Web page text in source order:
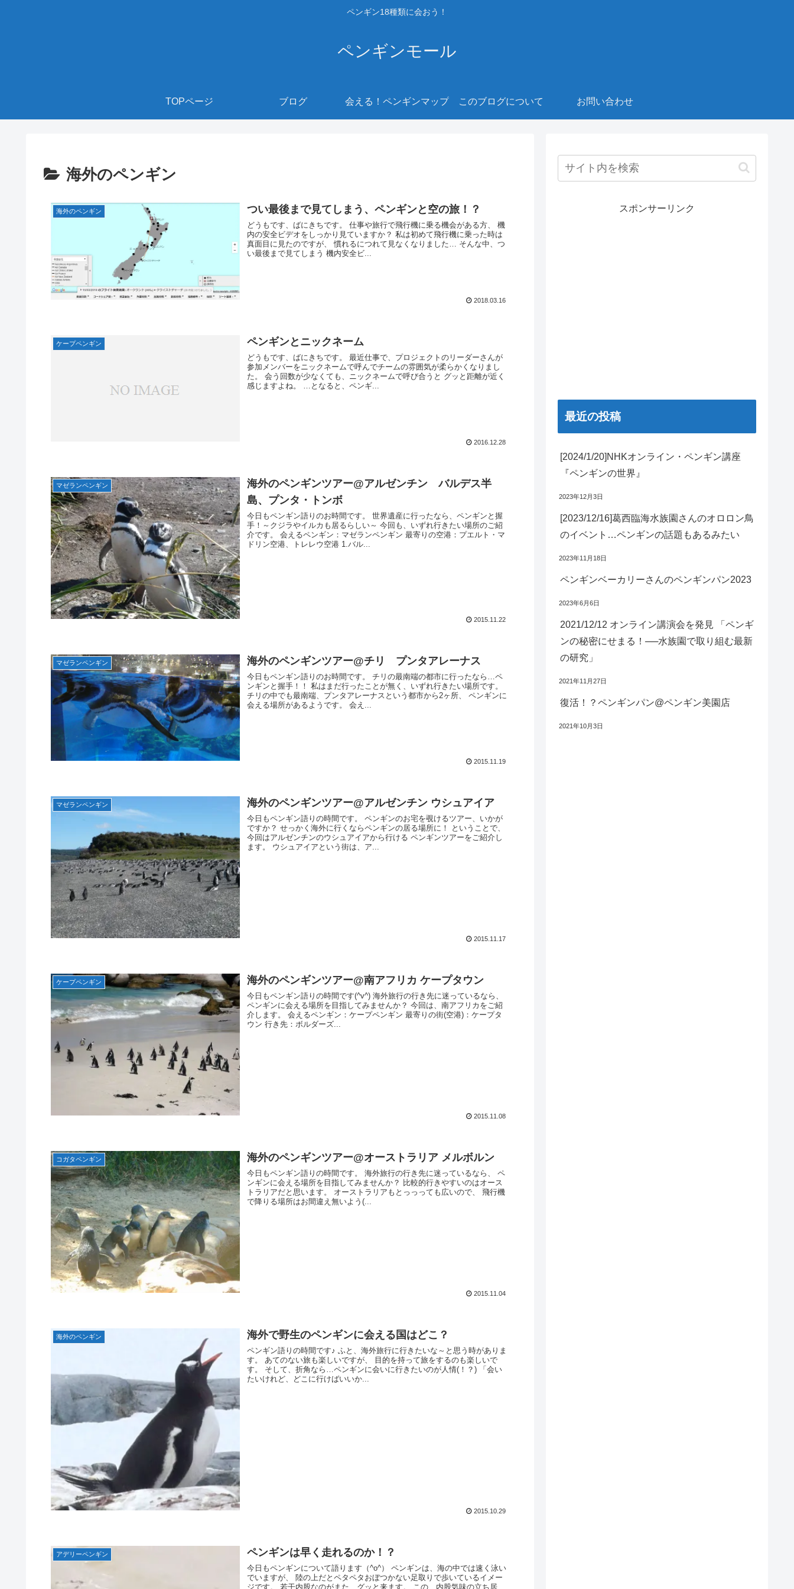
ペンギン18種類に会おう！
ペンギンモール
TOPページ ブログ 会える！ペンギンマップ このブログについて お問い合わせ
海外のペンギン
海外のペンギン つい最後まで見てしまう、ペンギンと空の旅！？
どうもです、ばにきちです。 仕事や旅行で飛行機に乗る機会がある方、 機
内の安全ビデオをしっかり見ていますか？ 私は初めて飛行機に乗った時は
真面目に見たのですが、 慣れるにつれて見なくなりました… そんな中、つ
い最後まで見てしまう 機内安全ビ...
2018.03.16
ケープペンギン ペンギンとニックネーム
どうもです、ばにきちです。 最近仕事で、プロジェクトのリーダーさんが
参加メンバーをニックネームで呼んでチームの雰囲気が柔らかくなりまし
た。 会う回数が少なくても、ニックネームで呼び合うと グッと距離が近く
感じますよね。 …となると、ペンギ...
2016.12.28
マゼランペンギン
海外のペンギンツアー@アルゼンチン バルデス半
島、プンタ・トンボ
今日もペンギン語りのお時間です。 世界遺産に行ったなら、ペンギンと握
手！～クジラやイルカも居るらしい～ 今回も、いずれ行きたい場所のご紹
介です。 会えるペンギン：マゼランペンギン 最寄りの空港：プエルト・マ
ドリン空港、トレレウ空港 1.バル...
2015.11.22
マゼランペンギン 海外のペンギンツアー@チリ プンタアレーナス
今日もペンギン語りのお時間です。 チリの最南端の都市に行ったなら…ペ
ンギンと握手！！ 私はまだ行ったことが無く、いずれ行きたい場所です。
チリの中でも最南端、プンタアレーナスという都市から2ヶ所、 ペンギンに
会える場所があるようです。 会え...
2015.11.19
マゼランペンギン 海外のペンギンツアー@アルゼンチン ウシュアイア
今日もペンギン語りの時間です。 ペンギンのお宅を覗けるツアー、いかが
ですか？ せっかく海外に行くならペンギンの居る場所に！ ということで、
今回はアルゼンチンのウシュアイアから行ける ペンギンツアーをご紹介し
ます。 ウシュアイアという街は、ア...
2015.11.17
ケープペンギン 海外のペンギンツアー@南アフリカ ケープタウン
今日もペンギン語りの時間です(^v^) 海外旅行の行き先に迷っているなら、
ペンギンに会える場所を目指してみませんか？ 今回は、南アフリカをご紹
介します。 会えるペンギン：ケープペンギン 最寄りの街(空港)：ケープタ
ウン 行き先：ボルダーズ...
2015.11.08
コガタペンギン 海外のペンギンツアー@オーストラリア メルボルン
今日もペンギン語りの時間です。 海外旅行の行き先に迷っているなら、 ペ
ンギンに会える場所を目指してみませんか？ 比較的行きやすいのはオース
トラリアだと思います。 オーストラリアもとっっっても広いので、 飛行機
で降りる場所はお間違え無いよう(...
2015.11.04
海外のペンギン 海外で野生のペンギンに会える国はどこ？
ペンギン語りの時間です♪ ふと、海外旅行に行きたいな～と思う時がありま
す。 あてのない旅も楽しいですが、 目的を持って旅をするのも楽しいで
す。 そして、折角なら…ペンギンに会いに行きたいのが人情(！？) 「会い
たいけれど、どこに行けばいいか...
2015.10.29
アデリーペンギン ペンギンは早く走れるのか！？
今日もペンギンについて語ります（^o^） ペンギンは、海の中では速く泳い
でいますが、 陸の上だとペタペタおぼつかない足取りで歩いているイメー
ジです。 若干内股なのがまた、グッと来ます。 この、内股気味の立ち居
スポンサーリンク
最近の投稿
[2024/1/20]NHKオンライン・ペンギン講座
『ペンギンの世界』
2023年12月3日
[2023/12/16]葛西臨海水族園さんのオロロン鳥
のイベント…ペンギンの話題もあるみたい
2023年11月18日
ペンギンベーカリーさんのペンギンパン2023
2023年6月6日
2021/12/12 オンライン講演会を発見 「ペンギ
ンの秘密にせまる！──水族園で取り組む最新
の研究」
2021年11月27日
復活！？ペンギンパン@ペンギン美園店
2021年10月3日